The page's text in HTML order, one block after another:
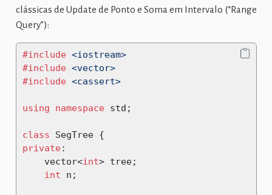
clássicas de Update de Ponto e Soma em Intervalo (“Range
Query”):
#include <iostream>
#include <vector>
#include <cassert>
using namespace std ;
class SegTree {
private:
    vector
<int> tree;
int n ;